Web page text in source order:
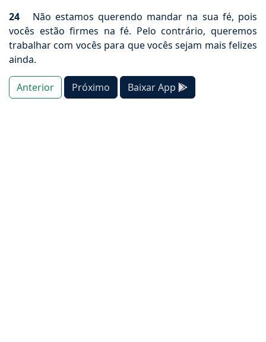
24 Não estamos querendo mandar na sua fé, pois
vocês estão firmes na fé. Pelo contrário, queremos
trabalhar com vocês para que vocês sejam mais felizes
ainda.
Anterior Próximo Baixar App